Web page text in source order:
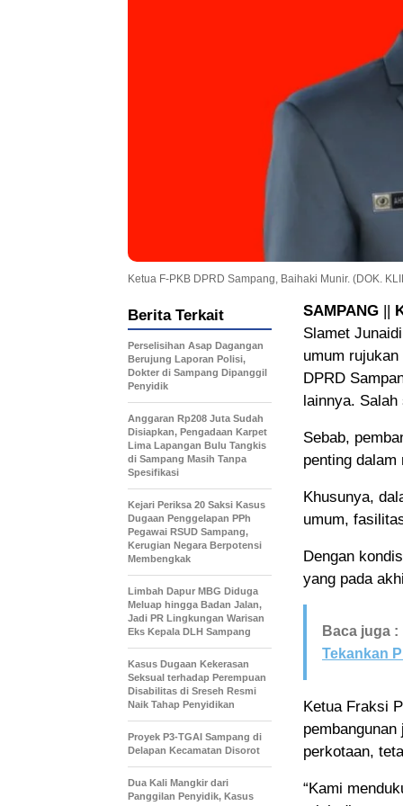
Ketua F-PKB DPRD Sampang, Baihaki Munir. (DOK.
SAMPANG
Slamet
umum
DPRD
lainnya.
Sebab,
penting
Khusunya,
umum,
Dengan
yang pada
Baca juga :
Tekankan
Ketua Fraksi
perkotaan,
“Kami
Berita Terkait
Perselisihan Asap Dagangan
Berujung Laporan Polisi,
Dokter di Sampang Dipanggil
Penyidik
Anggaran Rp208 Juta Sudah
Disiapkan, Pengadaan Karpet
Lima Lapangan Bulu Tangkis
di Sampang Masih Tanpa
Spesifikasi
Kejari Periksa 20 Saksi Kasus
Dugaan Penggelapan PPh
Pegawai RSUD Sampang,
Kerugian Negara Berpotensi
Membengkak
Limbah Dapur MBG Diduga
Meluap hingga Badan Jalan,
Jadi PR Lingkungan Warisan
Eks Kepala DLH Sampang
Kasus Dugaan Kekerasan
Seksual terhadap Perempuan
Disabilitas di Sreseh Resmi
Naik Tahap Penyidikan
Proyek P3-TGAI Sampang di
Delapan Kecamatan Disorot
Dua Kali Mangkir dari
Panggilan Penyidik, Kasus